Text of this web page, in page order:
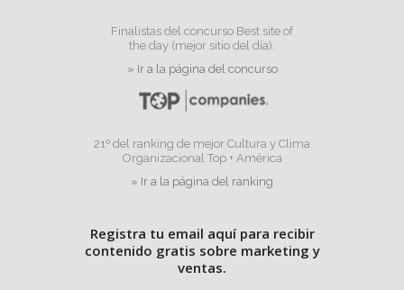
Finalistas del concurso Best site of
the day (mejor sitio del día).
» Ir a la página del concurso
21º del ranking de mejor Cultura y Clima
Organizacional Top + América
» Ir a la página del ranking
Registra tu email aquí para recibir
contenido gratis sobre marketing y
ventas.